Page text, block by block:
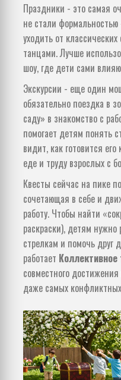
Праздники - это самая
не стали
уходить от
танцами. Лучше
шоу, где дети сами
Экскурсии - еще один
обязательно поездка в
саду» в знакомство с
помогает детям понять
видит, как готовится
еде и труду взрослых с
Квесты сейчас на пике
сочетающая в себе и
работу. Чтобы найти
раскраски), детям нужно
стрелкам и помочь друг
работает Коллективное
совместного
даже самых